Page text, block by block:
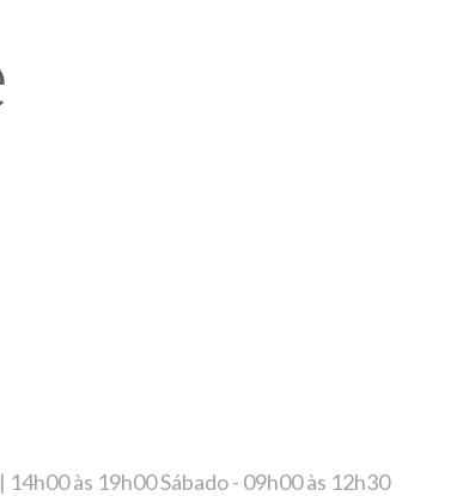
14h00 às 19h00 Sábado - 09h00 às 12h30